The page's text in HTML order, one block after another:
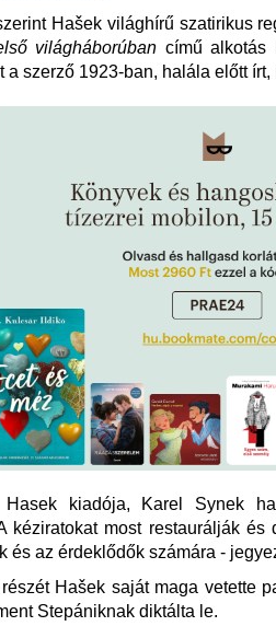
Hašek világhírű szatirikus
világháborúban című alkotás
a szerző 1923-ban, halála előtt
kiadója, Karel Synek
kéziratokat most restaurálják és
és az érdeklődők számára -
Hašek saját maga vetette
Stepániknak diktálta le.